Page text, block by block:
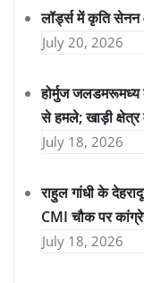
लॉर्ड्स में कृति सेनन
July 20, 2026
होर्मुज जलडमरूमध्य
से हमले; खाड़ी क्षेत्र
July 18, 2026
राहुल गांधी के
CMI चौक पर
July 18, 2026